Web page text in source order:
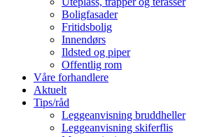
Boligfasader
Fritidsbolig
Innendørs
Ildsted og piper
Offentlig rom
Våre forhandlere
Aktuelt
Tips/råd
Leggeanvisning bruddheller
Leggeanvisning skiferflis